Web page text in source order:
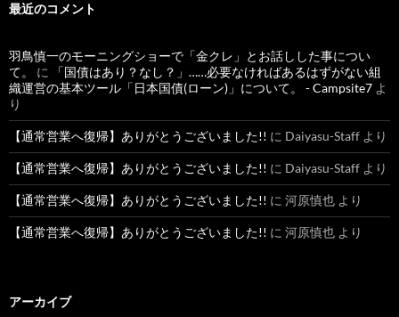
最近のコメント
羽鳥慎一のモーニングショーで「金クレ」とお話しした事につい
て。
に
「国債はあり？なし？」……必要なければあるはずがない組
織運営の基本ツール「日本国債(ローン)」について。 - Campsite7 よ
り
【通常営業へ復帰】ありがとうございました!! に Daiyasu-Staff より
【通常営業へ復帰】ありがとうございました!! に Daiyasu-Staff より
【通常営業へ復帰】ありがとうございました!! に 河原慎也 より
【通常営業へ復帰】ありがとうございました!! に 河原慎也 より
アーカイブ